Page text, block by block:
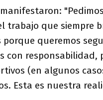
trabajo que siempre
porque queremos
con responsabilidad,
(en algunos
Esta es nuestra